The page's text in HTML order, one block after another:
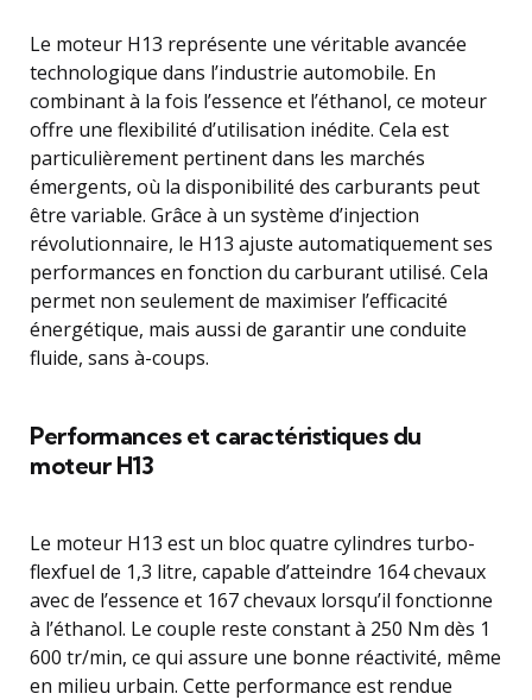
Le moteur H13 représente une véritable avancée
technologique dans l’industrie automobile. En
combinant à la fois l’essence et l’éthanol, ce moteur
offre une flexibilité d’utilisation inédite. Cela est
particulièrement pertinent dans les marchés
émergents, où la disponibilité des carburants peut
être variable. Grâce à un système d’injection
révolutionnaire, le H13 ajuste automatiquement ses
performances en fonction du carburant utilisé. Cela
permet non seulement de maximiser l’efficacité
énergétique, mais aussi de garantir une conduite
fluide, sans à-coups.
Performances et caractéristiques du
moteur H13
Le moteur H13 est un bloc quatre cylindres turbo-
flexfuel de 1,3 litre, capable d’atteindre 164 chevaux
avec de l’essence et 167 chevaux lorsqu’il fonctionne
à l’éthanol. Le couple reste constant à 250 Nm dès 1
600 tr/min, ce qui assure une bonne réactivité, même
en milieu urbain. Cette performance est rendue